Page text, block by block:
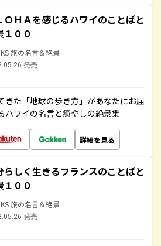
ＯＨＡを感じるハワイのことばと
１００
旅の名言＆絶景
発売
きた「地球の歩き方」があなたにお届
ハワイの名言と癒やしの絶景集
詳細を見る
らしく生きるフランスのことばと
１００
旅の名言＆絶景
発売